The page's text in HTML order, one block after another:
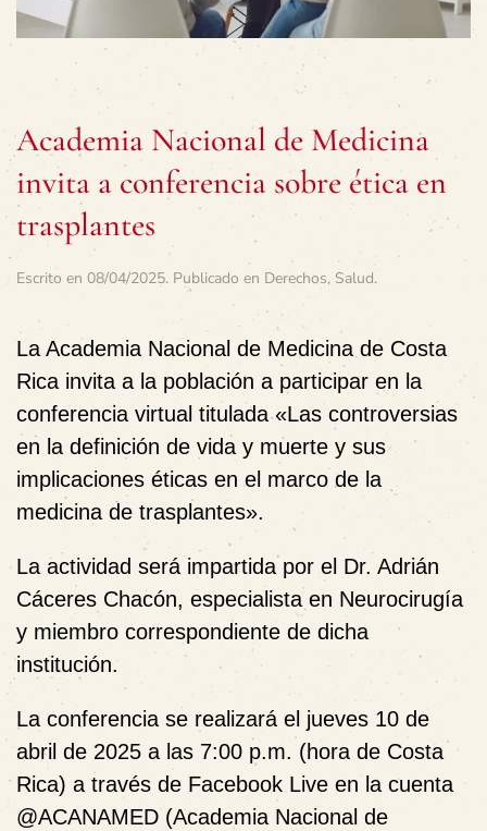
Academia Nacional de Medicina
invita a conferencia sobre ética en
trasplantes
Escrito en 08/04/2025. Publicado en Derechos, Salud.
La Academia Nacional de Medicina de Costa
Rica invita a la población a participar en la
conferencia virtual titulada «Las controversias
en la definición de vida y muerte y sus
implicaciones éticas en el marco de la
medicina de trasplantes».
La actividad será impartida por el Dr. Adrián
Cáceres Chacón, especialista en Neurocirugía
y miembro correspondiente de dicha
institución.
La conferencia se realizará el jueves 10 de
abril de 2025 a las 7:00 p.m. (hora de Costa
Rica) a través de Facebook Live en la cuenta
@ACANAMED (Academia Nacional de